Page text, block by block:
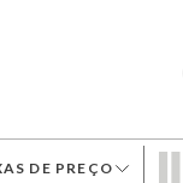
DE PREÇO